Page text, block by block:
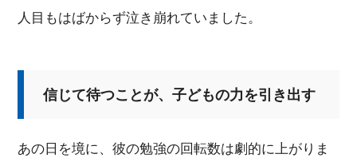
人目もはばからず泣き崩れていました。
信じて待つことが、子どもの力を引き出す
あの日を境に、彼の勉強の回転数は劇的に上がりま